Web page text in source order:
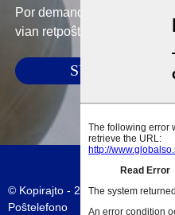
Por demandoj pri niaj
vian retpoŝton al ni kaj ni
SUBMETI
© Kopirajto - 2010-2023 : Ĉiuj
Poŝtelefono